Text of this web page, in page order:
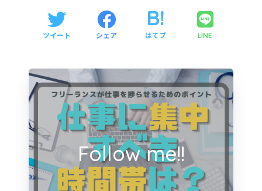
ツイート シェア はてブ LINE
Follow me!!